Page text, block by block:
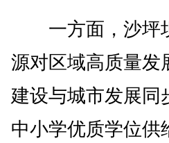
一方面，沙坪
源对区域高质量发
建设与城市发展同
中小学优质学位供